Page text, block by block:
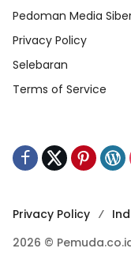
Pedoman Media
Privacy Policy
Selebaran
Terms of Service
Privacy Policy
2026 ©